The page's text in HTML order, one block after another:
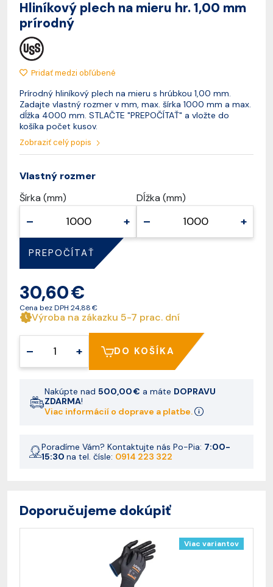
Hliníkový plech na mieru hr. 1,00 mm
prírodný
Pridať medzi obľúbené
Prírodný hliníkový plech na mieru s hrúbkou 1,00 mm.
Zadajte vlastný rozmer v mm, max. šírka 1000 mm a max.
dĺžka 4000 mm. STLAČTE "PREPOČÍTAŤ" a vložte do
košíka počet kusov.
Zobraziť celý popis
Vlastný rozmer
Šírka (mm)
– +
Dĺžka (mm)
– +
PREPOČÍTAŤ
30,60 €
Cena bez DPH 24,88 €
Výroba na zákazku 5-7 prac. dní
– + DO KOŠÍKA
Nakúpte nad 500,00 € a máte DOPRAVU
ZDARMA!
Viac informácií o doprave a platbe.
Poradíme Vám? Kontaktujte nás Po-Pia: 7:00-
15:30 na tel. čísle: 0914 223 322
Doporučujeme dokúpiť
Viac variantov